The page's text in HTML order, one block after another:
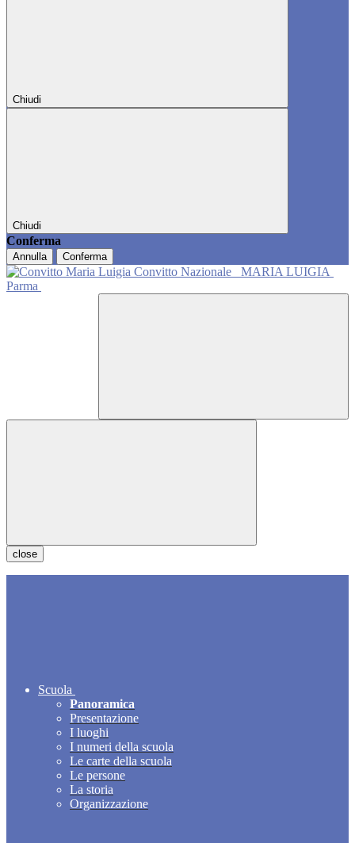
Chiudi
Chiudi
Conferma
Annulla Conferma
Convitto Nazionale
MARIA LUIGIA
Parma
close
Scuola
Panoramica
Presentazione
I luoghi
I numeri della scuola
Le carte della scuola
Le persone
La storia
Organizzazione